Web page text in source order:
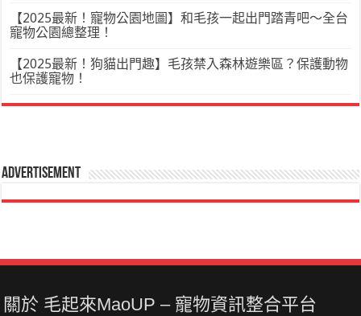
【2025最新！寵物公園地圖】和毛孩一起出門踏青吧～全台
寵物公園總整理！
【2025最新！狗貓出門趣】毛孩禁入森林遊樂區？保護動物
也保護寵物！
Advertisement
關於 毛起來MaoUP – 寵物資訊整合平台